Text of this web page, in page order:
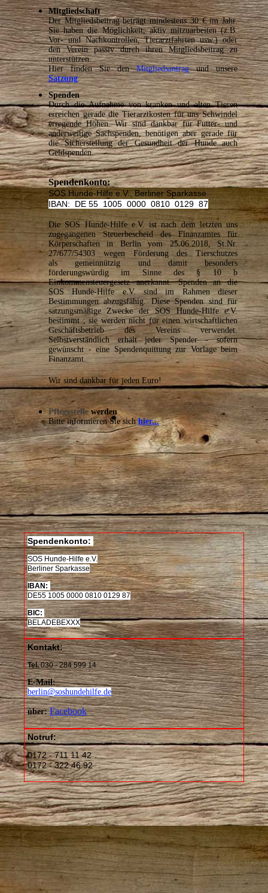
Mitgliedschaft
Der Mitgliedsbeitrag beträgt mindestens 30 € im Jahr.
Sie haben die Möglichkeit, aktiv mitzuarbeiten (z.B.
Vor- und Nachkontrollen, Tierarztfahrten usw.) oder
den Verein passiv durch ihren Mitgliedsbeitrag zu
unterstützen.
Hier finden Sie denMitgliedsantragund unsere
Satzung.
Spenden
Durch die Aufnahme von kranken und alten Tieren
erreichen gerade die Tierarztkosten für uns Schwindel
erregende Höhen. Wir sind dankbar für Futter- und
anderweitige Sachspenden, benötigen aber gerade für
die Sicherstellung der Gesundheit der Hunde auch
Geldspenden.
Spendenkonto:
SOS Hunde-Hilfe e.V., Berliner Sparkasse
IBAN: DE 55 1005 0000 0810 0129 87
Die SOS Hunde-Hilfe e.V. ist nach dem letzten uns
zugegangenen Steuerbescheid des Finanzamtes für
Körperschaften in Berlin vom 25.06.2018, St.Nr.
27/677/54303 wegen Förderung des Tierschutzes
als gemeinnützig und damit besonders
förderungswürdig im Sinne des § 10 b
Einkommensteuergesetz anerkannt. Spenden an die
SOS Hunde-Hilfe e.V. sind im Rahmen dieser
Bestimmungen abzugsfähig. Diese Spenden sind für
satzungsmäßige Zwecke der SOS Hunde-Hilfe e.V.
bestimmt ; sie werden nicht für einen wirtschaftlichen
Geschäftsbetrieb des Vereins verwendet.
Selbstverständlich erhält jeder Spender - sofern
gewünscht - eine Spendenquittung zur Vorlage beim
Finanzamt.
Wir sind dankbar für jeden Euro!
Pflegestelle werden
Bitte informieren Sie sichhier...
Spendenkonto:
SOS Hunde-Hilfe e.V.
Berliner Sparkasse
IBAN:
DE55 1005 0000 0810 0129 87
BIC:
BELADEBEXXX
Kontakt:
Tel. 030 - 284 599 14
E-Mail:
berlin@soshundehilfe.de
über: Facebook
Notruf:
0172 - 711 11 42
0172 - 322 46 92